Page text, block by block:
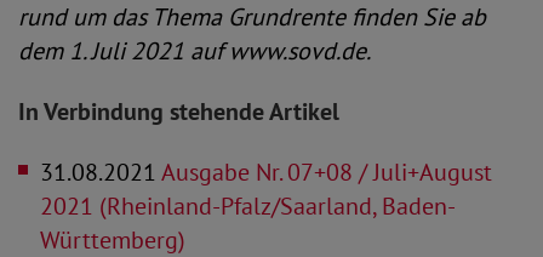
rund um das Thema Grundrente finden Sie ab
dem 1. Juli 2021 auf www.sovd.de.
In Verbindung stehende Artikel
31.08.2021Ausgabe Nr. 07+08 / Juli+August
2021 (Rheinland-Pfalz/Saarland, Baden-
Württemberg)